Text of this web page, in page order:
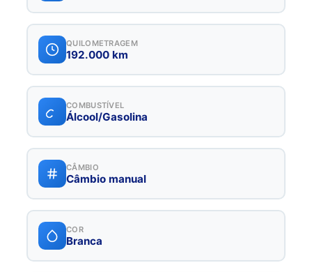
QUILOMETRAGEM
192.000 km
COMBUSTÍVEL
Álcool/Gasolina
CÂMBIO
Câmbio manual
COR
Branca